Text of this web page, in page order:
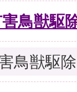
鳥獣駆
鳥獣駆